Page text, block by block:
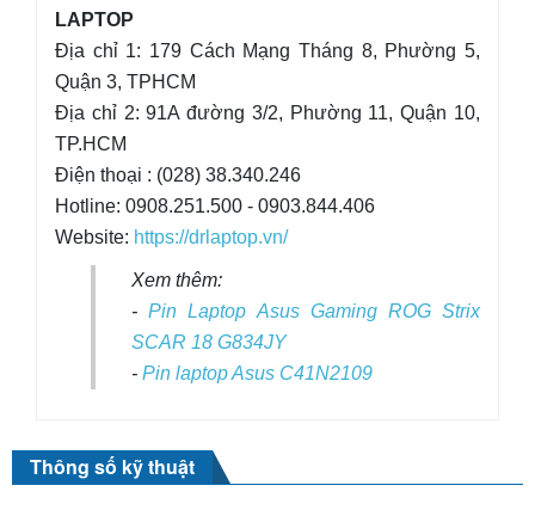
LAPTOP
Địa chỉ 1: 179 Cách Mạng Tháng 8, Phường 5,
Quận 3, TPHCM
Địa chỉ 2: 91A đường 3/2, Phường 11, Quận 10,
TP.HCM
Điện thoại : (028) 38.340.246
Hotline: 0908.251.500 - 0903.844.406
Website: https://drlaptop.vn/
Xem thêm:
-Pin Laptop Asus Gaming ROG Strix
SCAR 18 G834JY
- Pin laptop Asus C41N2109
Thông số kỹ thuật